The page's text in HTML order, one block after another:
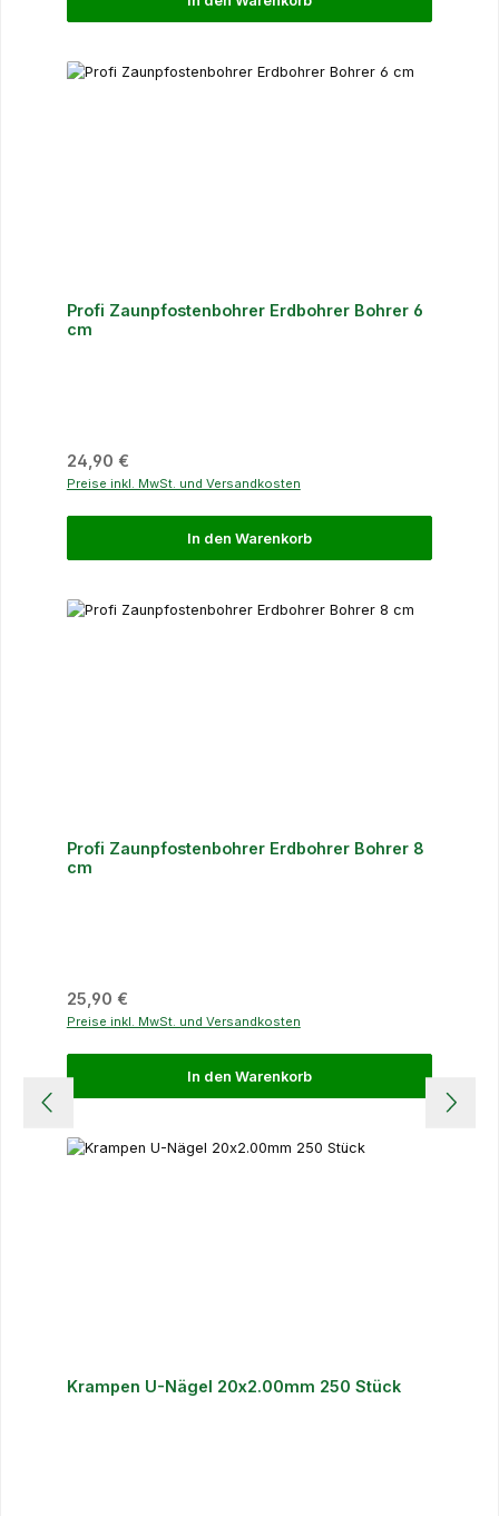
Profi Zaunpfostenbohrer Erdbohrer Bohrer 6
cm
Regulärer Preis:
24,90 €
Preise inkl. MwSt. und Versandkosten
In den Warenkorb
Profi Zaunpfostenbohrer Erdbohrer Bohrer 8
cm
Regulärer Preis:
25,90 €
Preise inkl. MwSt. und Versandkosten
In den Warenkorb
Krampen U-Nägel 20x2.00mm 250 Stück